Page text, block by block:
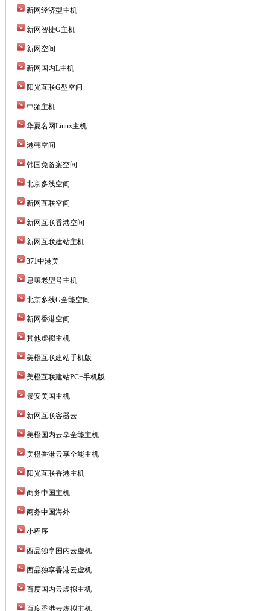
新网经济型主机
新网智捷G主机
新网空间
新网国内L主机
阳光互联G型空间
中频主机
华夏名网Linux主机
港韩空间
韩国免备案空间
北京多线空间
新网互联空间
新网互联香港空间
新网互联建站主机
371中港美
息壤老型号主机
北京多线G全能空间
新网香港空间
其他虚拟主机
美橙互联建站手机版
美橙互联建站PC+手机版
景安美国主机
新网互联容器云
美橙国内云享全能主机
美橙香港云享全能主机
阳光互联香港主机
商务中国主机
商务中国海外
小程序
西品独享国内云虚机
西品独享香港云虚机
百度国内云虚拟主机
百度香港云虚拟主机